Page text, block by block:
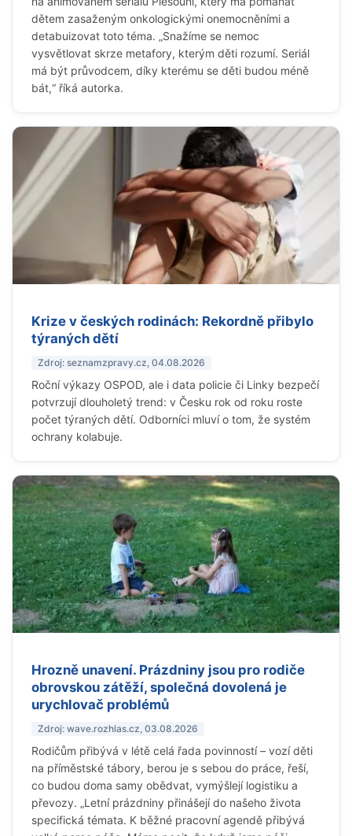
dětem zasaženým onkologickými onemocněními a
detabuizovat toto téma. „Snažíme se nemoc
vysvětlovat skrze metafory, kterým děti rozumí. Seriál
má být průvodcem, díky kterému se děti budou méně
bát,“ říká autorka.
Krize v českých rodinách: Rekordně přibylo
týraných dětí
Zdroj: seznamzpravy.cz, 04.08.2026
Roční výkazy OSPOD, ale i data policie či Linky bezpečí
potvrzují dlouholetý trend: v Česku rok od roku roste
počet týraných dětí. Odborníci mluví o tom, že systém
ochrany kolabuje.
Hrozně unavení. Prázdniny jsou pro rodiče
obrovskou zátěží, společná dovolená je
urychlovač problémů
Zdroj: wave.rozhlas.cz, 03.08.2026
Rodičům přibývá v létě celá řada povinností – vozí děti
na příměstské tábory, berou je s sebou do práce, řeší,
co budou doma samy obědvat, vymýšlejí logistiku a
převozy. „Letní prázdniny přinášejí do našeho života
specifická témata. K běžné pracovní agendě přibývá